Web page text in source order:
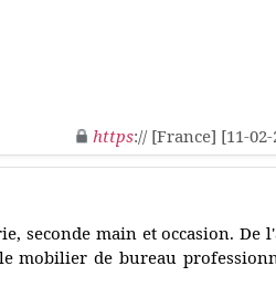
https:// [France] [11-02-
seconde main et occasion. De
mobilier de bureau